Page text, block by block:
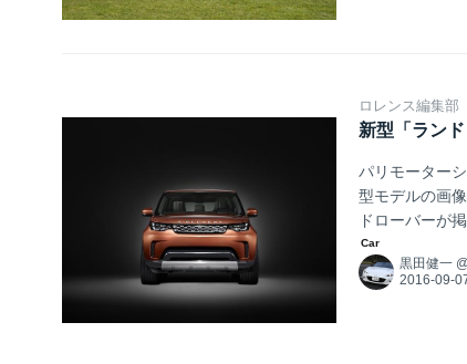
ロレンス編集部
新型「ラン
パリモーター
型モデルの画
ドローバーが
ンオフィサー
定義するモデ
現した高性能
黒田健一 @